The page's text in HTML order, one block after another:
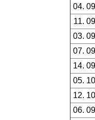
04.
11.
03.
07.
14.
05.
12.
06.